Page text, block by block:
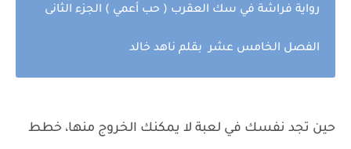
رواية فراشة في سك العقرب ( حب أعمي ) الجزء الثانى
الفصل الخامس عشر بقلم ناهد خالد
حين تجد نفسك في لعبة لا يمكنك الخروج منها، خطط